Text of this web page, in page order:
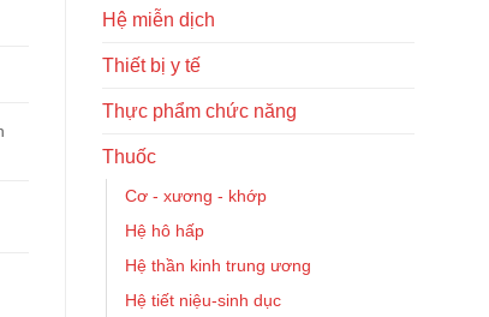
Hệ miễn dịch
Thiết bị y tế
Thực phẩm chức năng
Thuốc
Cơ - xương - khớp
Hệ hô hấp
Hệ thần kinh trung ương
Hệ tiết niệu-sinh dục